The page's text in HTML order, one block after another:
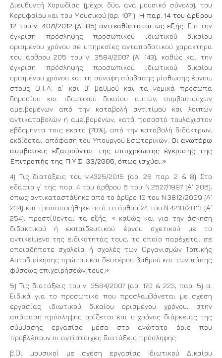
Διευθυντή Χορωδίας (μέχρι δύο, ανά μουσικό σύνολο), του
Κορυφαίου και του Μουσικού.(αρ. 107 ). Η παρ. 14 του άρθρου
12 του ν. 4071/2012 (Α΄ 85) αντικαθίσταται ως εξής: Για την
έγκριση πρόσληψης προσωπικού ιδιωτικού δικαίου
ορισμένου χρόνου σε υπηρεσίες ανταποδοτικού χαρακτήρα
του άρθρου 205 του ν. 3584/2007 (Α΄ 143), καθώς και την
έγκριση πρόσληψης προσωπικού ιδιωτικού δικαίου
ορισμένου χρόνου και τη σύναψη σύμβασης μίσθωσης έργου,
στους Ο.Τ.Α. α΄ και β΄ βαθμού και τα νομικά πρόσωπα
δημοσίου και ιδιωτικού δικαίου αυτών, συμβασιούχων
αμειβομένων από την καταβολή αντιτίμου και λοιπών
αντικαταβολών ή αμειβομένων, κατά ποσοστό τουλάχιστον
εβδομήντα τοις εκατό (70%), από την καταβολή διδάκτρων,
εκδίδεται απόφαση του Υπουργού Εσωτερικών. Οι ανωτέρω
συμβάσεις εξαιρούνται της υποχρέωσης έγκρισης της
Επιτροπής της Π.Υ.Σ. 33/2006, όπως ισχύει.»
4) Τις διατάξεις του ν.4325/2015 (άρ. 26 παρ. 2 & 8) Στο
εδάφιο γ΄ της παρ. 4 του άρθρου 6 του Ν.2527/1997 (Α΄ 206),
όπως αντικαταστάθηκε από το άρθρο 10 του Ν.3812/2009 (Α΄
234) και τροποποιήθηκε από το άρθρο 24 του Ν.4210/2013 (Α΄
254), προστίθενται τα εξής: « καθώς και για την άσκηση
διδακτικού ή εκπαιδευτικού έργου σχετικού με το
αντικείμενο της ειδικότητάς τους, το οποίο παρέχεται σε
οποιαδήποτε σχολεία ή σχολές των Οργανισμών Τοπικής
Αυτοδιοίκησης πρώτου και δευτέρου βαθμού και των πάσης
φύσεως επιχειρήσεών τους.»
5) Τις διατάξεις του ν. 3584/2007 (αρ. 170 & 223, παρ. 5) α.
Ειδικά για το προσωπικό που προσλαμβάνεται με σχέση
εργασίας ιδιωτικού δικαίου ορισμένου χρόνου, στην
απόφαση πρόσληψης ορίζεται και ο χρόνος διάρκειας της
σύμβασης εργασίας μέσα στο ανώτατο όριο που
προβλέπουν οι αντίστοιχες διατάξεις πρόσληψης.
β.Οι μουσικοί με σχέση εργασίας Ιδιωτικού Δικαίου